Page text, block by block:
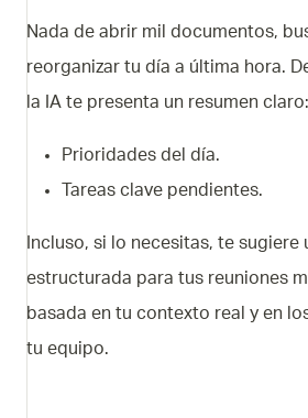
Nada de abrir mil documentos,
reorganizar tu día a última hora.
la IA te presenta un resumen claro:
Prioridades del día.
Tareas clave pendientes.
Incluso, si lo necesitas, te sugiere
estructurada para tus reuniones
basada en tu contexto real y en
tu equipo.